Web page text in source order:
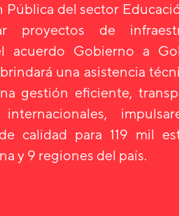
Pública del sector
proyectos de
acuerdo Gobierno a
una asistencia
gestión eficiente,
internacionales,
calidad para 119 mil
y 9 regiones del país.